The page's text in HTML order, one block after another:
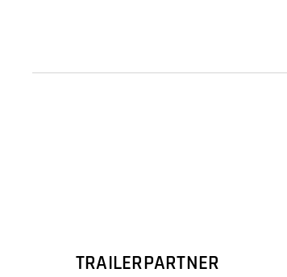
TRAILERPARTNER